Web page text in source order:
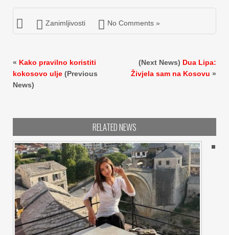
Zanimljivosti No Comments »
« Kako pravilno koristiti
kokosovo ulje (Previous
News)
(Next News) Dua Lipa:
Živjela sam na Kosovu »
RELATED NEWS